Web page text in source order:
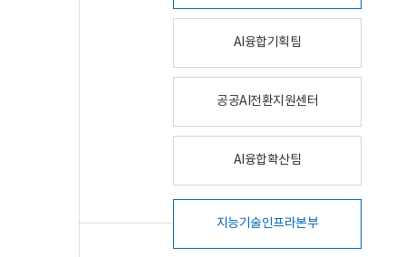
AI융합기획팀
공공AI전환지원센터
AI융합확산팀
지능기술인프라본부